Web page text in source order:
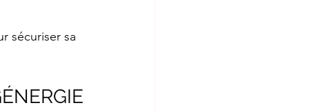
sécuriser sa